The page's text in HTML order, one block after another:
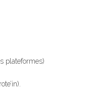
plateformes)